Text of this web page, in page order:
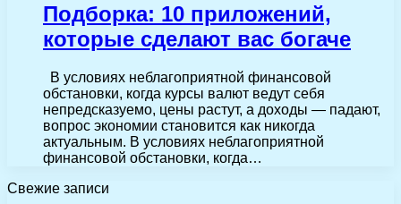
Подборка: 10 приложений,
которые сделают вас богаче
В условиях неблагоприятной финансовой
обстановки, когда курсы валют ведут себя
непредсказуемо, цены растут, а доходы — падают,
вопрос экономии становится как никогда
актуальным. В условиях неблагоприятной
финансовой обстановки, когда…
Свежие записи